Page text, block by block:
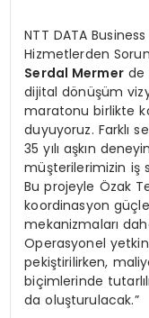
NTT DATA
Hizmetlerden
Serdal Mermerde
dijital dönüşüm
maratonu birlikte
duyuyoruz. Farklı
35 yılı aşkın
müşterilerimizin iş
Bu projeyle Özak
koordinasyon
mekanizmaları
Operasyonel
pekiştirilirken,
biçimlerinde
da oluşturulacak.”